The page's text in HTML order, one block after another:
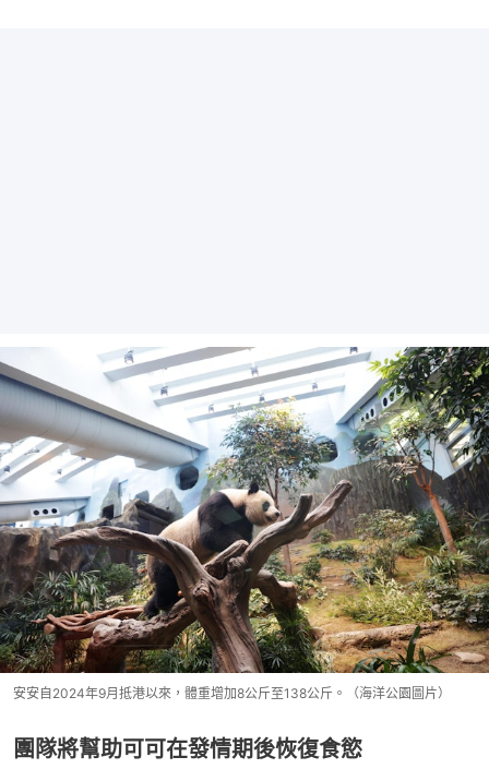
安安自2024年9月抵港以來，體重增加8公斤至138公斤。（海洋公園圖片）
團隊將幫助可可在發情期後恢復食慾